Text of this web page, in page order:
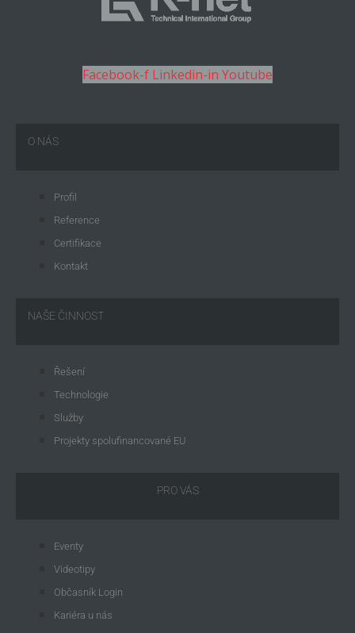
Facebook-f Linkedin-in Youtube
O NÁS
Profil
Reference
Certifikace
Kontakt
NAŠE ČINNOST
Řešení
Technologie
Služby
Projekty spolufinancované EU
PRO VÁS
Eventy
Videotipy
Občasník Login
Kariéra u nás